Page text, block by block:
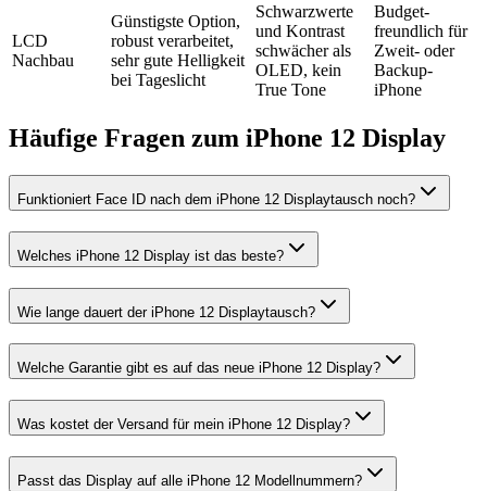
LCD
Nachbau
Günstigste Option,
robust verarbeitet,
sehr gute Helligkeit
bei Tageslicht
Schwarzwerte
und Kontrast
schwächer als
OLED, kein
True Tone
Budget-
freundlich für
Zweit- oder
Backup-
iPhone
Häufige Fragen zum iPhone 12 Display
Funktioniert Face ID nach dem iPhone 12 Displaytausch noch?
Welches iPhone 12 Display ist das beste?
Wie lange dauert der iPhone 12 Displaytausch?
Welche Garantie gibt es auf das neue iPhone 12 Display?
Was kostet der Versand für mein iPhone 12 Display?
Passt das Display auf alle iPhone 12 Modellnummern?